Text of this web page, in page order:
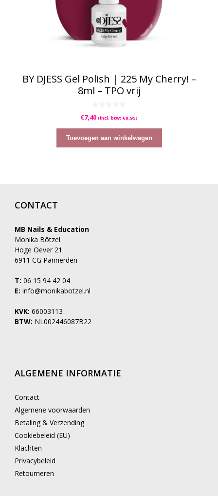
BY DJESS Gel Polish | 225 My Cherry! –
8ml – TPO vrij
0
v
5
€7,40 (incl. btw: €8,95)
Toevoegen aan winkelwagen
CONTACT
MB Nails & Education
Monika Bötzel
Hoge Oever 21
6911 CG Pannerden
T: 06 15 94 42 04
E: info@monikabotzel.nl
KVK: 66003113
BTW: NL002446087B22
ALGEMENE INFORMATIE
Contact
Algemene voorwaarden
Betaling & Verzending
Cookiebeleid (EU)
Klachten
Privacybeleid
Retourneren